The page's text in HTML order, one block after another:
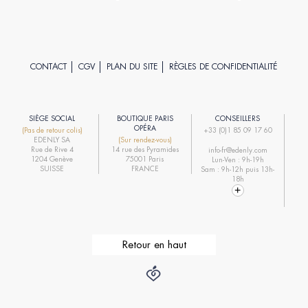
CONTACT CGV PLAN DU SITE RÈGLES DE CONFIDENTIALITÉ
SIÈGE SOCIAL
(Pas de retour colis)
EDENLY SA
Rue de Rive 4
1204 Genève
SUISSE
BOUTIQUE PARIS
OPÉRA
(Sur rendez-vous)
14 rue des Pyramides
75001 Paris
FRANCE
CONSEILLERS
+33 (0)1 85 09 17 60
info-fr@edenly.com
Lun-Ven : 9h-19h
Sam : 9h-12h puis 13h-
18h
Retour en haut